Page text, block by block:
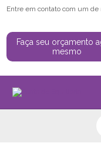
Entre em contato com um de
Faça seu orçamento
mesmo